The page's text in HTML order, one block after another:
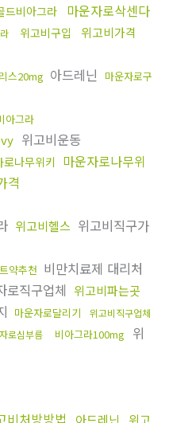
드비아그라 마운자로삭센다
위고비구입 위고비가격
스20mg 아드레닌
마운자로구
아그라
위고비운동
로나무위키 마운자로나무위
격
위고비헬스 위고비직구가
약추천 비만치료제 대리처
로직구업체 위고비파는곳
마운자로달리기 위고비직구업체
로심부름 비아그라100mg
위
아드레닌
위고